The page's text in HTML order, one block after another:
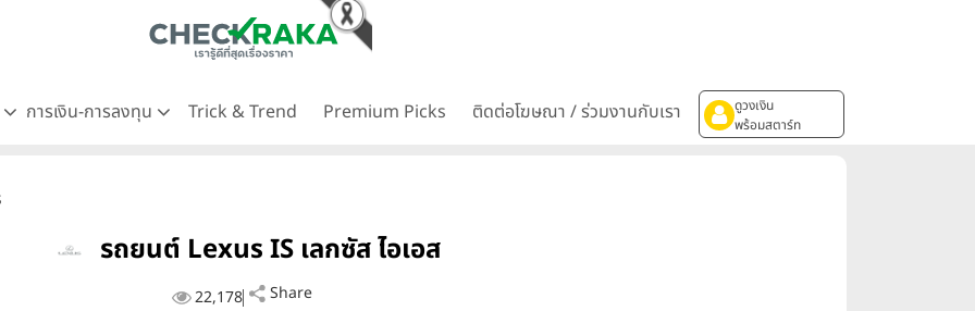
การเงิน-การลงทุน Trick & Trend Premium Picks ติดต่อโฆษณา / ร่วมงานกับเรา
ดูวงเงิน
พร้อมสตาร์ท
รถยนต์ Lexus IS เลกซัส ไอเอส
22,178 Share